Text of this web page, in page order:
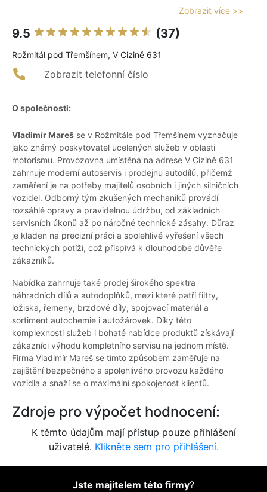
Zobrazit více >>
9.5 (37)
Rožmitál pod Třemšínem, V Cizině 631
Zobrazit telefonní číslo
O společnosti:
Vladimír Mareš se v Rožmitále pod Třemšínem vyznačuje
jako známý poskytovatel ucelených služeb v oblasti
motorismu. Provozovna umístěná na adrese V Cizině 631
zahrnuje moderní autoservis i prodejnu autodílů, přičemž
zaměření je na potřeby majitelů osobních i jiných silničních
vozidel. Odborný tým zkušených mechaniků provádí
rozsáhlé opravy a pravidelnou údržbu, od základních
servisních úkonů až po náročné technické zásahy. Důraz
je kladen na precizní práci a spolehlivé vyřešení všech
technických potíží, což přispívá k dlouhodobé důvěře
zákazníků.
Nabídka zahrnuje také prodej širokého spektra
náhradních dílů a autodoplňků, mezi které patří filtry,
ložiska, řemeny, brzdové díly, spojovací materiál a
sortiment autochemie i autožárovek. Díky této
komplexnosti služeb i bohaté nabídce produktů získávají
zákazníci výhodu kompletního servisu na jednom místě.
Firma Vladimír Mareš se tímto způsobem zaměřuje na
zajištění bezpečného a spolehlivého provozu každého
vozidla a snaží se o maximální spokojenost klientů.
Zdroje pro výpočet hodnocení:
K těmto údajům mají přístup pouze přihlášení
uživatelé. Klikněte sem pro přihlášení.
Jste majitelem této firmy?